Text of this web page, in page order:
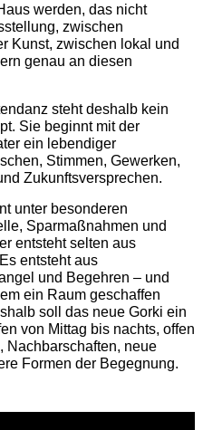
werden, das nicht
zwischen
Kunst, zwischen lokal und
genau an diesen
steht deshalb kein
Sie beginnt mit der
ein lebendiger
Stimmen, Gewerken,
Zukunftsversprechen.
unter besonderen
Sparmaßnahmen und
entsteht selten aus
entsteht aus
und Begehren – und
ein Raum geschaffen
soll das neue Gorki ein
von Mittag bis nachts, offen
Nachbarschaften, neue
Formen der Begegnung.